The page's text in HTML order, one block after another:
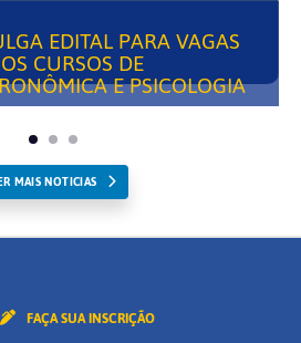
EDITAL PARA VAGAS
CURSOS DE
E PSICOLOGIA
MAIS NOTICIAS
FAÇA SUA INSCRIÇÃO